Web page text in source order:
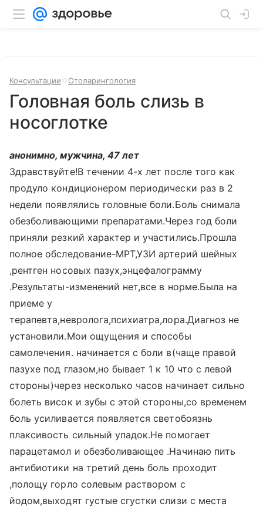
Консультации Отоларингология
Головная боль слизь в
носоглотке
анонимно, мужчина, 47 лет
Здравствуйте!В течении 4-х лет после того как
продуло кондиционером периодически раз в 2
недели появлялись головные боли.Боль снимала
обезболивающими препаратами.Через год боли
приняли резкий характер и участились.Прошла
полное обследование-МРТ,УЗИ артерий шейных
,рентген носовых пазух,энцефалограмму
.Результаты-изменений нет,все в норме.Была на
приеме у
терапевта,невролога,психиатра,лора.Диагноз не
установили.Мои ощущения и способы
самолечения. начинается с боли в(чаще правой
пазухе под глазом,но бывает 1 к 10 что с левой
стороны)через несколько часов начинает сильно
болеть висок и зубы с этой стороны,со временем
боль усиливается появляется светобоязнь
плаксивость сильный упадок.Не помогает
парацетамол и обезболивающее .Начинаю пить
антибиотики на третий день боль проходит
,полощу горло солевым раствором с
йодом,выходят густые сгустки слизи с места